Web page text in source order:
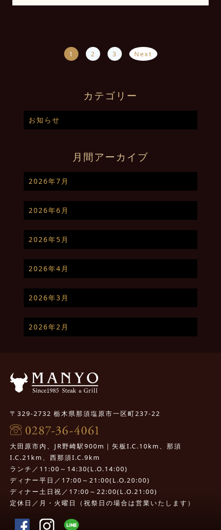
1 2 3 Next
カテゴリー
お知らせ
月間アーカイブ
2026年7月
2026年6月
2026年5月
2026年4月
2026年3月
2026年2月
〒329-2732 栃木県那須塩原市一区町237-22
大田原市内、JR野崎駅900m｜矢板I.C.10km、那須
I.C.21km、西那須I.C.9km
ランチ／11:00～14:30(L.O.14:00)
ディナー平日／17:00～21:00(L.O.20:00)
ディナー土日祝／17:00～22:00(L.O.21:00)
定休日／月・火曜日（祝祭日の場合は営業いたします）